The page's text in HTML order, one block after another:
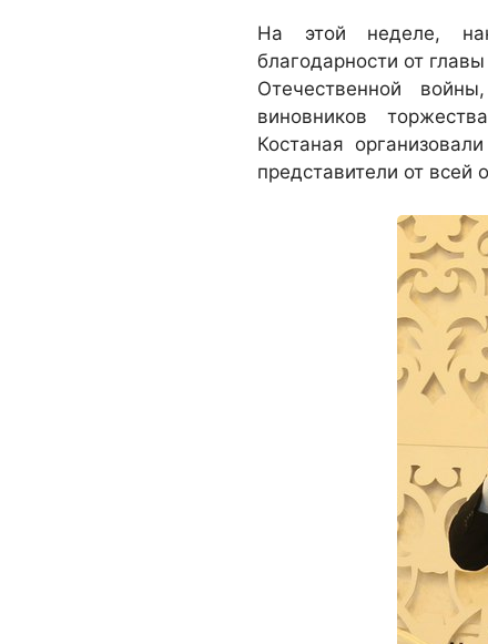
На этой неделе,
благодарности от
Отечественной
виновников
Костаная
представители от всей